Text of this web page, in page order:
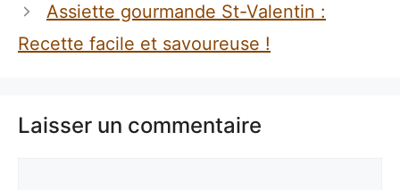
Assiette gourmande St-Valentin :
Recette facile et savoureuse !
Laisser un commentaire